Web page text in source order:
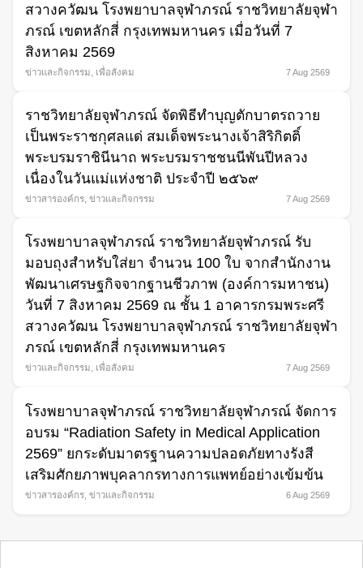
for:
สวางควัฒน โรงพยาบาลจุฬาภรณ์ ราชวิทยาลัยจุฬา
ภรณ์ เขตหลักสี่ กรุงเทพมหานคร เมื่อวันที่ 7
สิงหาคม 2569
ข่าวและกิจกรรม เพื่อสังคม 7 Aug 2569
ราชวิทยาลัยจุฬาภรณ์ จัดพิธีทำบุญตักบาตรถวาย
เป็นพระราชกุศลแด่ สมเด็จพระนางเจ้าสิริกิตติ์
พระบรมราชินีนาถ พระบรมราชชนนีพันปีหลวง
เนื่องในวันแม่แห่งชาติ ประจำปี ๒๕๖๙
ข่าวสารองค์กร ข่าวและกิจกรรม 7 Aug 2569
โรงพยาบาลจุฬาภรณ์ ราชวิทยาลัยจุฬาภรณ์ รับ
มอบถุงสำหรับใส่ยา จำนวน 100 ใบ จากสำนักงาน
พัฒนาเศรษฐกิจจากฐานชีวภาพ (องค์การมหาชน)
วันที่ 7 สิงหาคม 2569 ณ ชั้น 1 อาคารกรมพระศรี
สวางควัฒน โรงพยาบาลจุฬาภรณ์ ราชวิทยาลัยจุฬา
ภรณ์ เขตหลักสี่ กรุงเทพมหานคร
ข่าวและกิจกรรม เพื่อสังคม 7 Aug 2569
โรงพยาบาลจุฬาภรณ์ ราชวิทยาลัยจุฬาภรณ์ จัดการ
อบรม “Radiation Safety in Medical Application
2569” ยกระดับมาตรฐานความปลอดภัยทางรังสี
เสริมศักยภาพบุคลากรทางการแพทย์อย่างเข้มข้น
ข่าวสารองค์กร ข่าวและกิจกรรม 6 Aug 2569